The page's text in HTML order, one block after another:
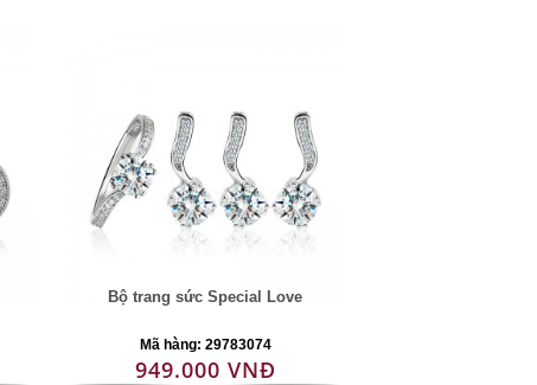
Bộ trang sức Special Love
Mã hàng: 29783074
949.000 VNĐ